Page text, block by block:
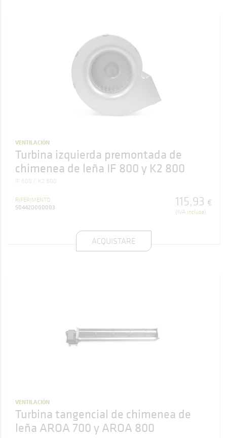
VENTILACIÓN
Turbina izquierda premontada de
chimenea de leña IF 800 y K2 800
IF 800 K2 800
RIFERIMENTO
504420000003
115,93 €
(IVA inclusa)
ACQUISTARE
VENTILACIÓN
Turbina tangencial de chimenea de
leña AROA 700 y AROA 800